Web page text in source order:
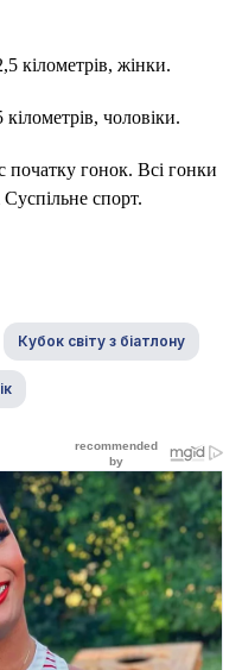
кілометрів, жінки.
чоловіки.
початку гонок. Всі гонки
спорт.
Кубок світу з біатлону